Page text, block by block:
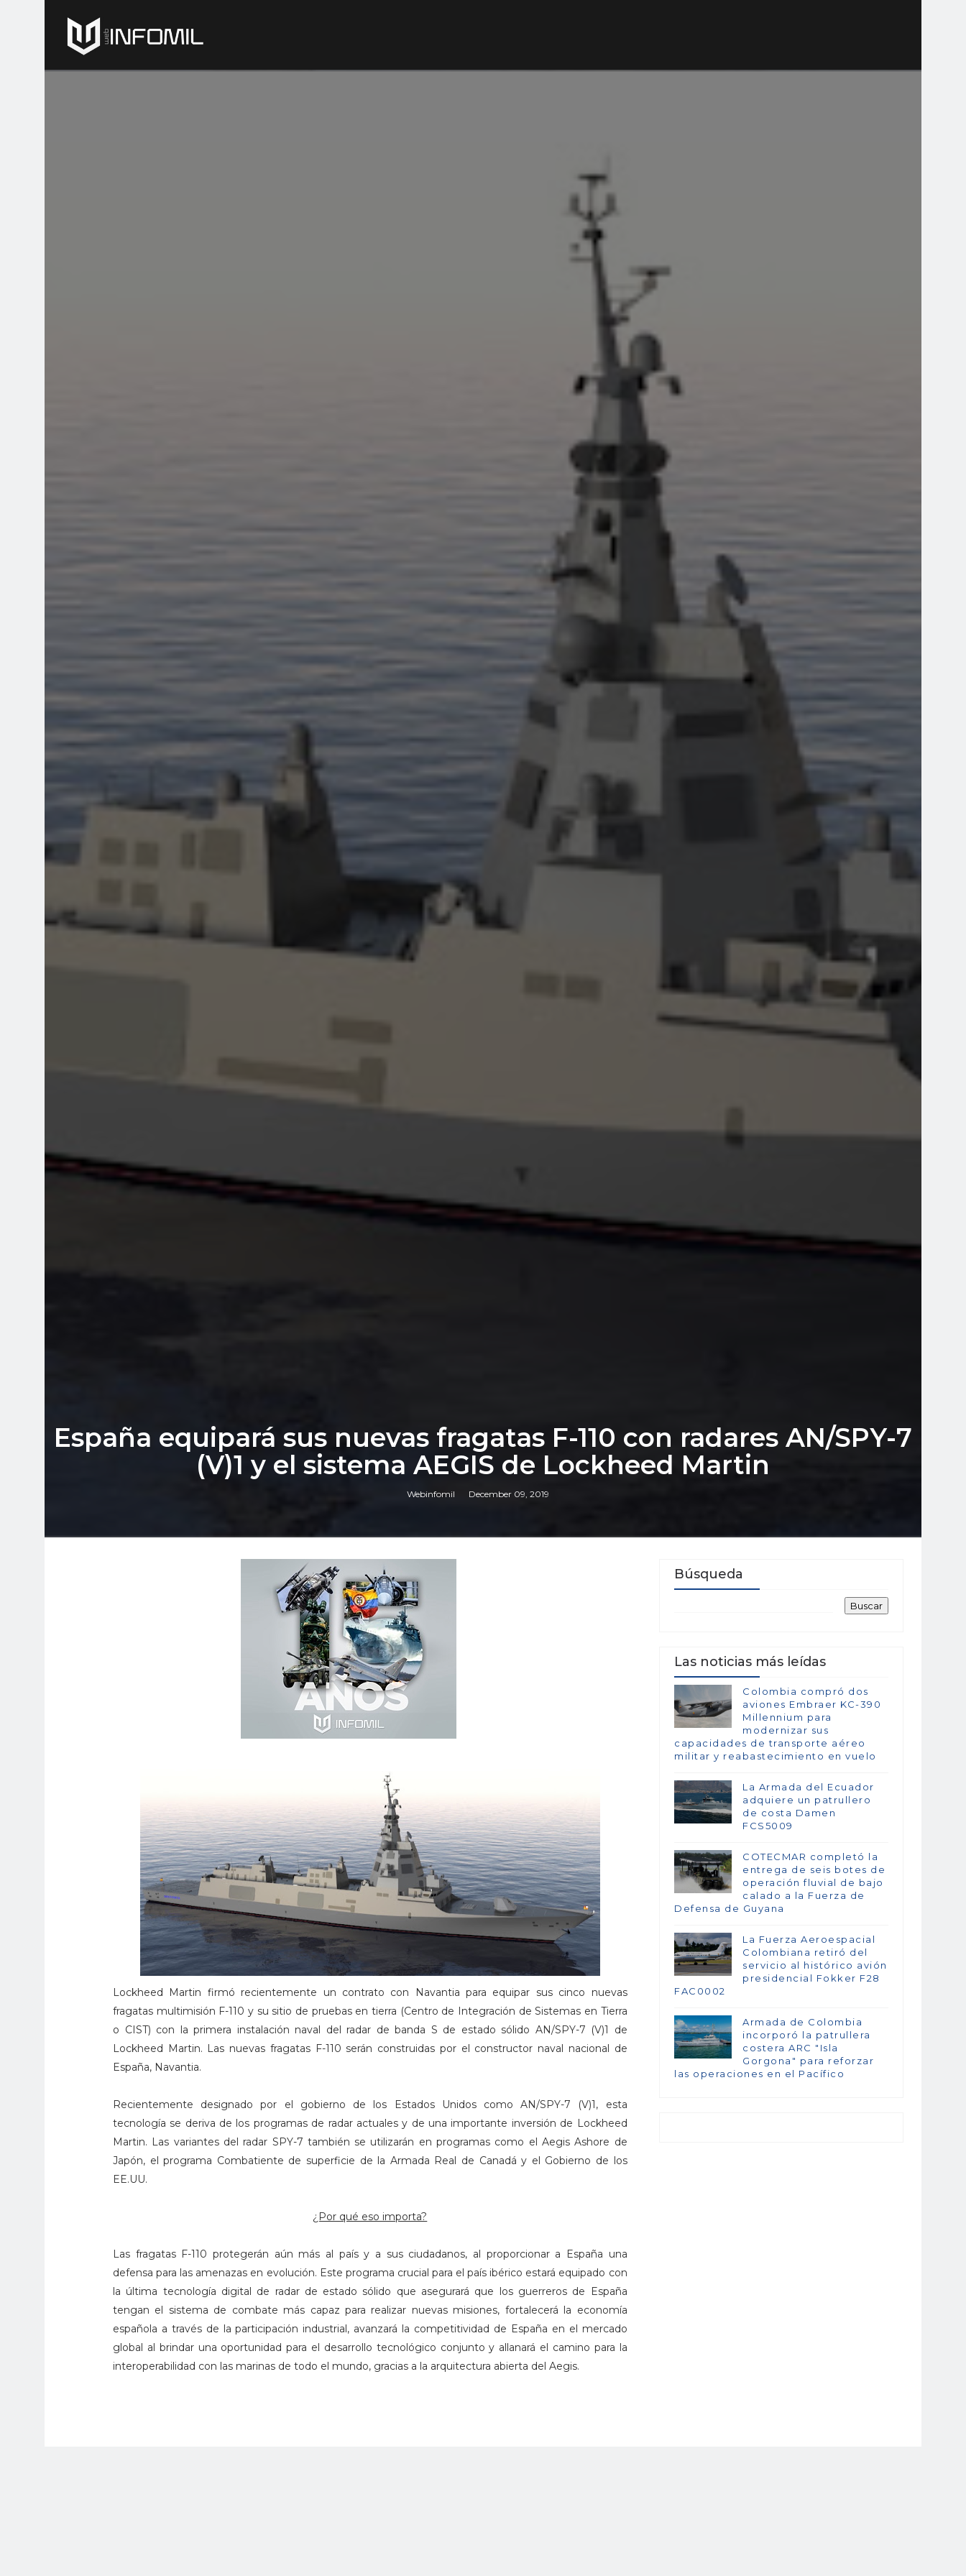
España equipará sus nuevas fragatas F-110 con radares AN/SPY-7
(V)1 y el sistema AEGIS de Lockheed Martin
Webinfomil December 09, 2019
Lockheed Martin firmó recientemente un contrato con Navantia para equipar sus cinco nuevas
fragatas multimisión F-110 y su sitio de pruebas en tierra (Centro de Integración de Sistemas en Tierra
o CIST) con la primera instalación naval del radar de banda S de estado sólido AN/SPY-7 (V)1 de
Lockheed Martin. Las nuevas fragatas F-110 serán construidas por el constructor naval nacional de
España, Navantia.
Recientemente designado por el gobierno de los Estados Unidos como AN/SPY-7 (V)1, esta
tecnología se deriva de los programas de radar actuales y de una importante inversión de Lockheed
Martin. Las variantes del radar SPY-7 también se utilizarán en programas como el Aegis Ashore de
Japón, el programa Combatiente de superficie de la Armada Real de Canadá y el Gobierno de los
EE.UU.
¿Por qué eso importa?
Las fragatas F-110 protegerán aún más al país y a sus ciudadanos, al proporcionar a España una
defensa para las amenazas en evolución. Este programa crucial para el país ibérico estará equipado con
la última tecnología digital de radar de estado sólido que asegurará que los guerreros de España
tengan el sistema de combate más capaz para realizar nuevas misiones, fortalecerá la economía
española a través de la participación industrial, avanzará la competitividad de España en el mercado
global al brindar una oportunidad para el desarrollo tecnológico conjunto y allanará el camino para la
interoperabilidad con las marinas de todo el mundo, gracias a la arquitectura abierta del Aegis.
Búsqueda
Las noticias más leídas
Colombia compró dos
aviones Embraer KC-390
Millennium para
modernizar sus
capacidades de transporte aéreo
militar y reabastecimiento en vuelo
La Armada del Ecuador
adquiere un patrullero
de costa Damen
FCS5009
COTECMAR completó la
entrega de seis botes de
operación fluvial de bajo
calado a la Fuerza de
Defensa de Guyana
La Fuerza Aeroespacial
Colombiana retiró del
servicio al histórico avión
presidencial Fokker F28
FAC0002
Armada de Colombia
incorporó la patrullera
costera ARC "Isla
Gorgona" para reforzar
las operaciones en el Pacífico